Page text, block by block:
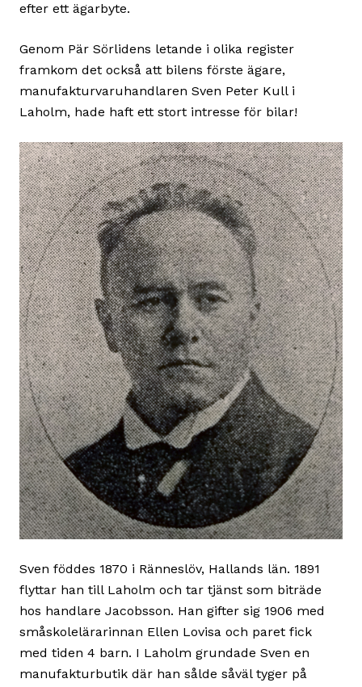
efter ett ägarbyte.
Genom Pär Sörlidens letande i olika register
framkom det också att bilens förste ägare,
manufakturvaruhandlaren Sven Peter Kull i
Laholm, hade haft ett stort intresse för bilar!
Sven föddes 1870 i Ränneslöv, Hallands län. 1891
flyttar han till Laholm och tar tjänst som biträde
hos handlare Jacobsson. Han gifter sig 1906 med
småskolelärarinnan Ellen Lovisa och paret fick
med tiden 4 barn. I Laholm grundade Sven en
manufakturbutik där han sålde såväl tyger på